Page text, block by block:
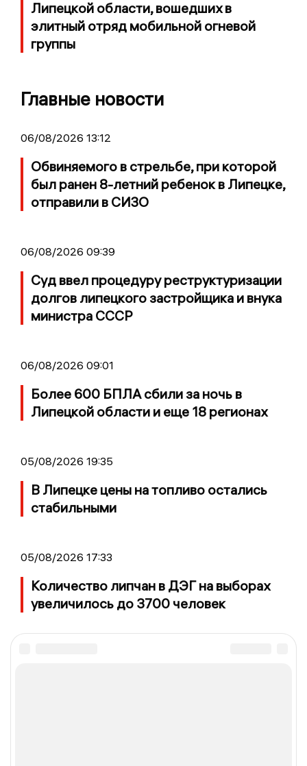
Липецкой области, вошедших в
элитный отряд мобильной огневой
группы
Главные новости
06/08/2026 13:12
Обвиняемого в стрельбе, при которой
был ранен 8-летний ребенок в Липецке,
отправили в СИЗО
06/08/2026 09:39
Суд ввел процедуру реструктуризации
долгов липецкого застройщика и внука
министра СССР
06/08/2026 09:01
Более 600 БПЛА сбили за ночь в
Липецкой области и еще 18 регионах
05/08/2026 19:35
В Липецке цены на топливо остались
стабильными
05/08/2026 17:33
Количество липчан в ДЭГ на выборах
увеличилось до 3700 человек